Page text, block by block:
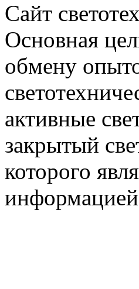
Сайт
Основная
обмену
активные
закрытый
которого